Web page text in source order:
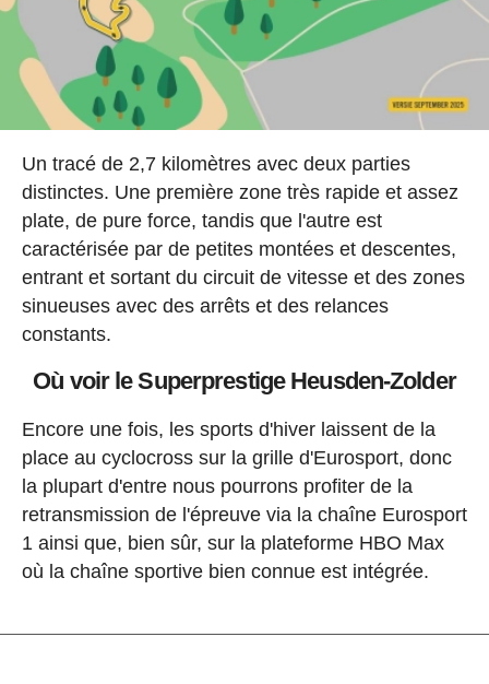
Un tracé de 2,7 kilomètres avec deux parties
distinctes. Une première zone très rapide et assez
plate, de pure force, tandis que l'autre est
caractérisée par de petites montées et descentes,
entrant et sortant du circuit de vitesse et des zones
sinueuses avec des arrêts et des relances
constants.
Où voir le Superprestige Heusden-Zolder
Encore une fois, les sports d'hiver laissent de la
place au cyclocross sur la grille d'Eurosport, donc
la plupart d'entre nous pourrons profiter de la
retransmission de l'épreuve via la chaîne Eurosport
1 ainsi que, bien sûr, sur la plateforme HBO Max
où la chaîne sportive bien connue est intégrée.